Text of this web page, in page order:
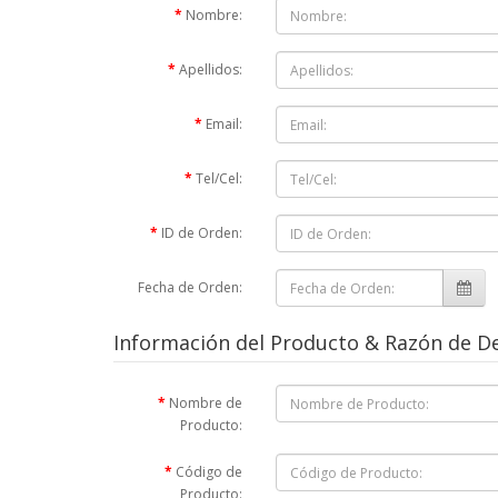
Nombre:
Apellidos:
Email:
Tel/Cel:
ID de Orden:
Fecha de Orden:
Información del Producto & Razón de
Nombre de
Producto:
Código de
Producto: